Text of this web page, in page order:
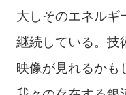
大しそのエネルギ
継続している。技
映像が見れるかも